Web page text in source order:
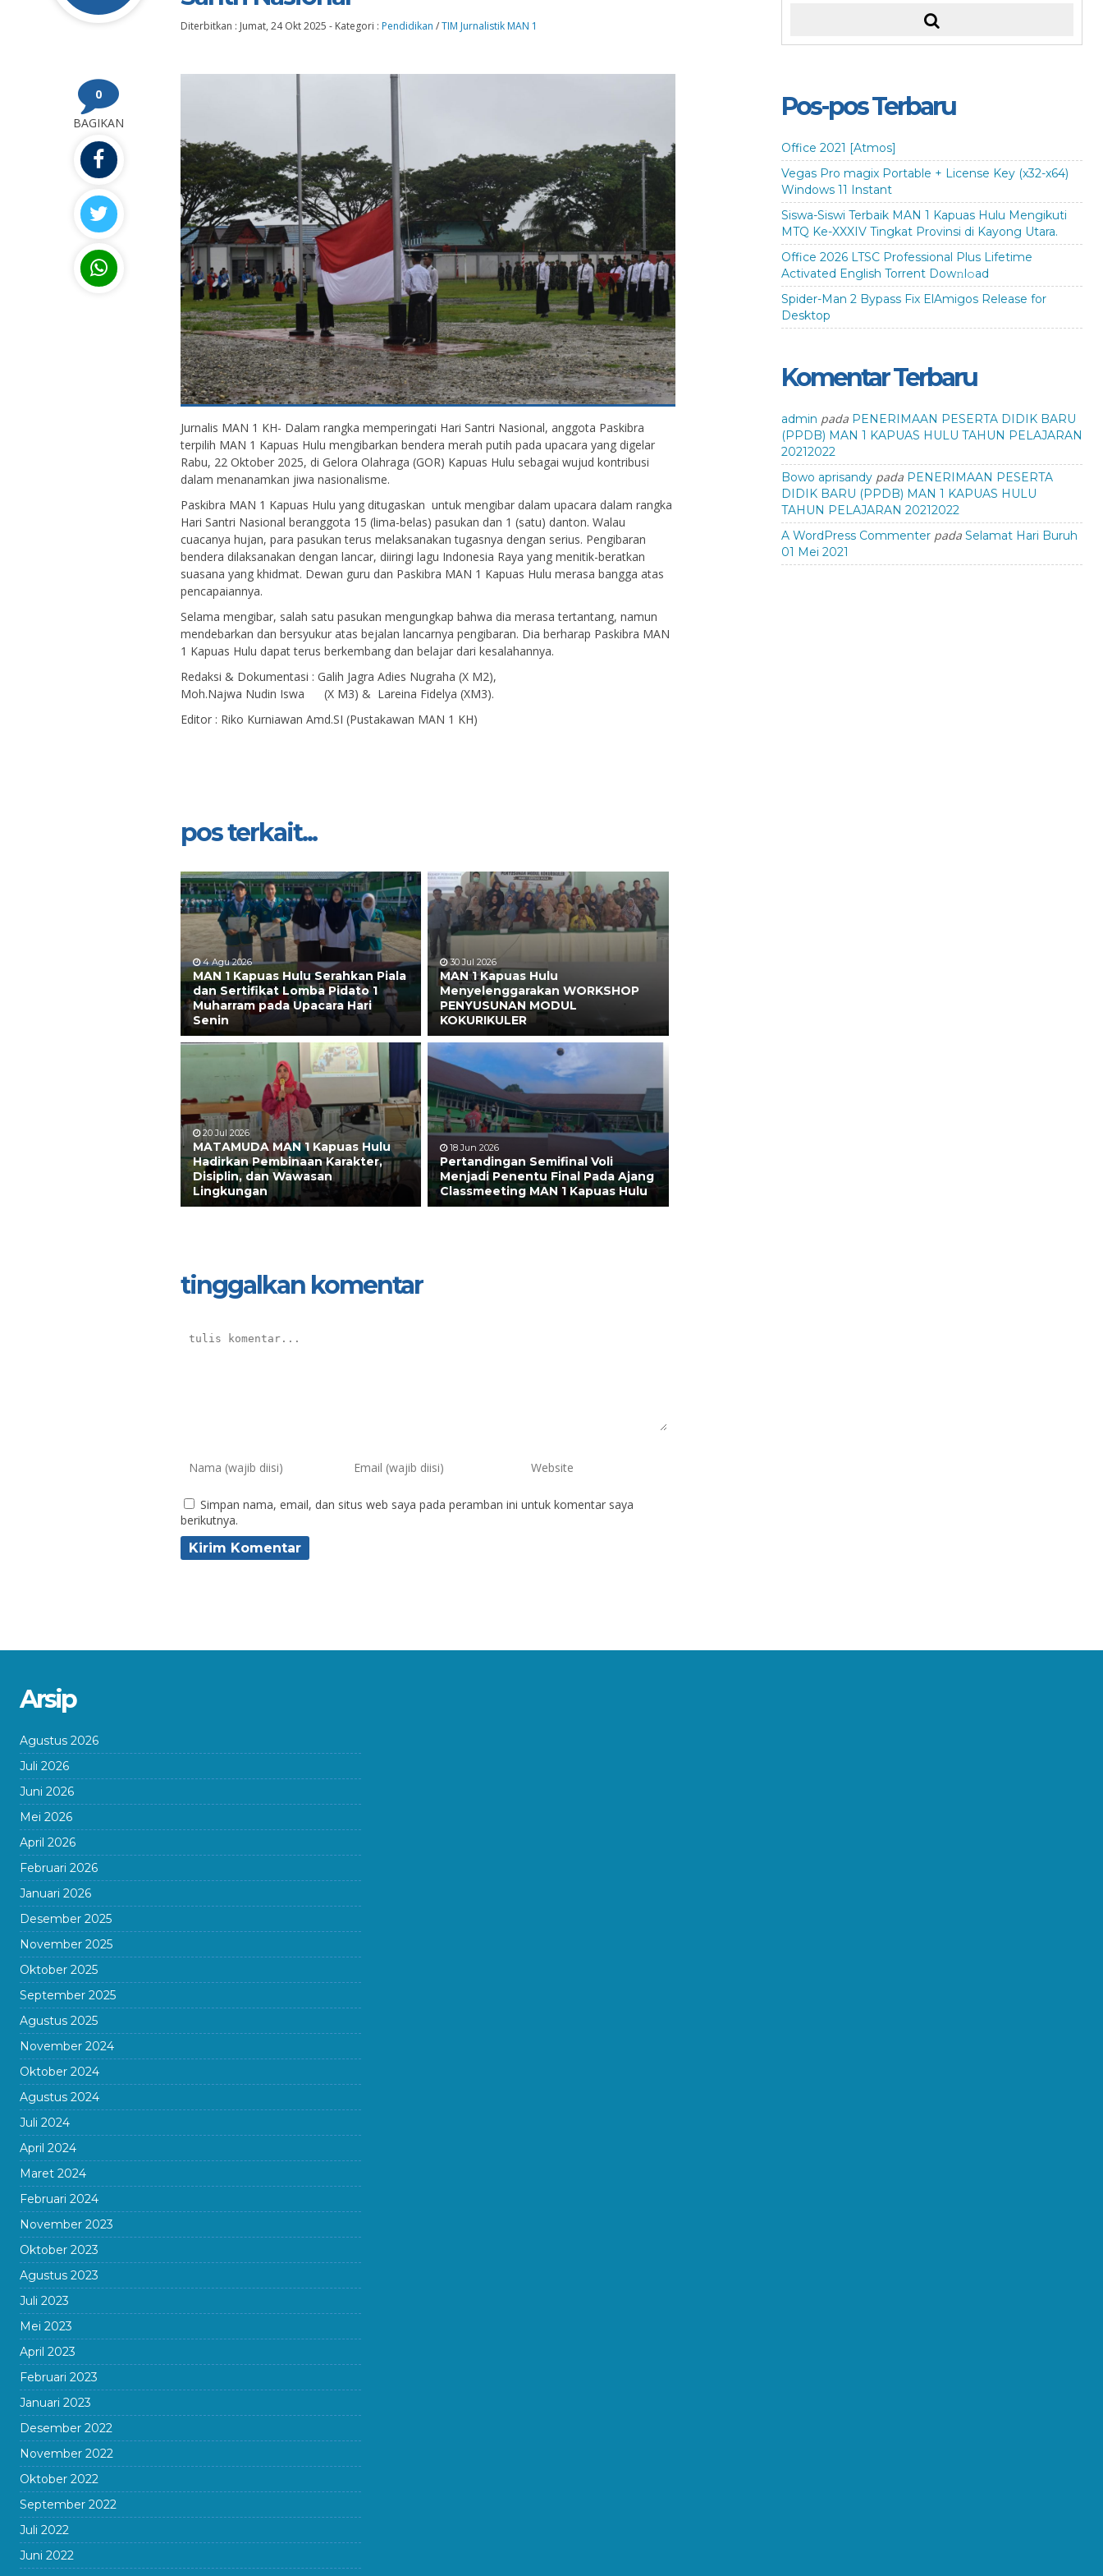
Diterbitkan : Jumat, 24 Okt 2025 - Kategori : Pendidikan /TIM Jurnalistik MAN 1
0
BAGIKAN
Jurnalis MAN 1 KH- Dalam rangka memperingati Hari Santri Nasional, anggota Paskibra
terpilih MAN 1 Kapuas Hulu mengibarkan bendera merah putih pada upacara yang digelar
Rabu, 22 Oktober 2025, di Gelora Olahraga (GOR) Kapuas Hulu sebagai wujud kontribusi
dalam menanamkan jiwa nasionalisme.
Paskibra MAN 1 Kapuas Hulu yang ditugaskan untuk mengibar dalam upacara dalam rangka
Hari Santri Nasional beranggota 15 (lima-belas) pasukan dan 1 (satu) danton. Walau
cuacanya hujan, para pasukan terus melaksanakan tugasnya dengan serius. Pengibaran
bendera dilaksanakan dengan lancar, diiringi lagu Indonesia Raya yang menitik-beratkan
suasana yang khidmat. Dewan guru dan Paskibra MAN 1 Kapuas Hulu merasa bangga atas
pencapaiannya.
Selama mengibar, salah satu pasukan mengungkap bahwa dia merasa tertantang, namun
mendebarkan dan bersyukur atas bejalan lancarnya pengibaran. Dia berharap Paskibra MAN
1 Kapuas Hulu dapat terus berkembang dan belajar dari kesalahannya.
Redaksi & Dokumentasi : Galih Jagra Adies Nugraha (X M2),
Moh.Najwa Nudin Iswa (X M3) & Lareina Fidelya (XM3).
Editor : Riko Kurniawan Amd.SI (Pustakawan MAN 1 KH)
pos terkait...
4 Agu 2026
MAN 1 Kapuas Hulu Serahkan Piala
dan Sertifikat Lomba Pidato 1
Muharram pada Upacara Hari
Senin
30 Jul 2026
MAN 1 Kapuas Hulu
Menyelenggarakan WORKSHOP
PENYUSUNAN MODUL
KOKURIKULER
20 Jul 2026
MATAMUDA MAN 1 Kapuas Hulu
Hadirkan Pembinaan Karakter,
Disiplin, dan Wawasan
Lingkungan
18 Jun 2026
Pertandingan Semifinal Voli
Menjadi Penentu Final Pada Ajang
Classmeeting MAN 1 Kapuas Hulu
tinggalkan komentar
Simpan nama, email, dan situs web saya pada peramban ini untuk komentar saya
berikutnya.
Pos-pos Terbaru
Office 2021 [Atmos]
Vegas Pro magix Portable + License Key (x32-x64)
Windows 11 Instant
Siswa-Siswi Terbaik MAN 1 Kapuas Hulu Mengikuti
MTQ Ke-XXXIV Tingkat Provinsi di Kayong Utara.
Office 2026 LTSC Professional Plus Lifetime
Activated English Torrent Dow𝚗l𝚘аd
Spider-Man 2 Bypass Fix ElAmigos Release for
Desktop
Komentar Terbaru
admin pada PENERIMAAN PESERTA DIDIK BARU
(PPDB) MAN 1 KAPUAS HULU TAHUN PELAJARAN
20212022
Bowo aprisandypada PENERIMAAN PESERTA
DIDIK BARU (PPDB) MAN 1 KAPUAS HULU
TAHUN PELAJARAN 20212022
A WordPress Commenterpada Selamat Hari Buruh
01 Mei 2021
Arsip
Agustus 2026
Juli 2026
Juni 2026
Mei 2026
April 2026
Februari 2026
Januari 2026
Desember 2025
November 2025
Oktober 2025
September 2025
Agustus 2025
November 2024
Oktober 2024
Agustus 2024
Juli 2024
April 2024
Maret 2024
Februari 2024
November 2023
Oktober 2023
Agustus 2023
Juli 2023
Mei 2023
April 2023
Februari 2023
Januari 2023
Desember 2022
November 2022
Oktober 2022
September 2022
Juli 2022
Juni 2022